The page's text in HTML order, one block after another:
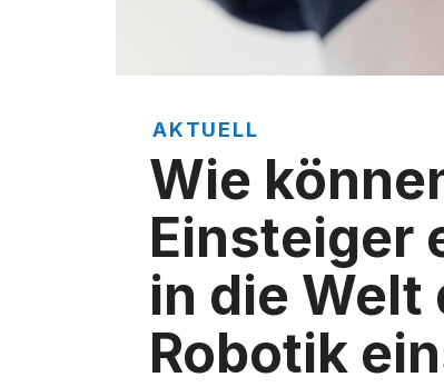
AKTUELL
Wie
Einsteiger
in die Welt
Robotik